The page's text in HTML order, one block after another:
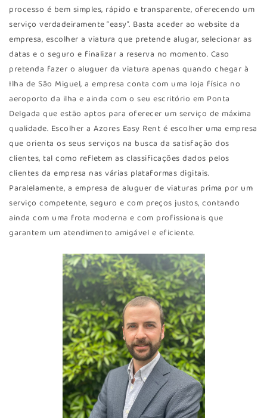
processo é bem simples, rápido e transparente, oferecendo um
serviço verdadeiramente “easy”. Basta aceder ao website da
empresa, escolher a viatura que pretende alugar, selecionar as
datas e o seguro e finalizar a reserva no momento. Caso
pretenda fazer o aluguer da viatura apenas quando chegar à
Ilha de São Miguel, a empresa conta com uma loja física no
aeroporto da ilha e ainda com o seu escritório em Ponta
Delgada que estão aptos para oferecer um serviço de máxima
qualidade. Escolher a Azores Easy Rent é escolher uma empresa
que orienta os seus serviços na busca da satisfação dos
clientes, tal como refletem as classificações dados pelos
clientes da empresa nas várias plataformas digitais.
Paralelamente, a empresa de aluguer de viaturas prima por um
serviço competente, seguro e com preços justos, contando
ainda com uma frota moderna e com profissionais que
garantem um atendimento amigável e eficiente.